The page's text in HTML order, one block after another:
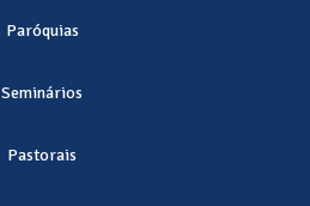
Paróquias
Seminários
Pastorais